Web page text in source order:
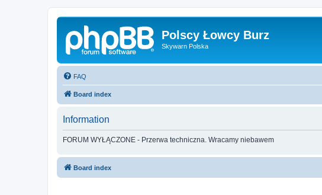
Polscy Łowcy Burz
Skywarn Polska
FAQ
Board index
Information
FORUM WYŁĄCZONE - Przerwa techniczna. Wracamy niebawem
Board index